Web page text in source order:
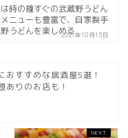
時の鐘すぐの武蔵野うどん
ニューも豊富で、自家製手
うどんを楽しめる2021年10月15日
おすすめな居酒屋5選！
ありのお店も！